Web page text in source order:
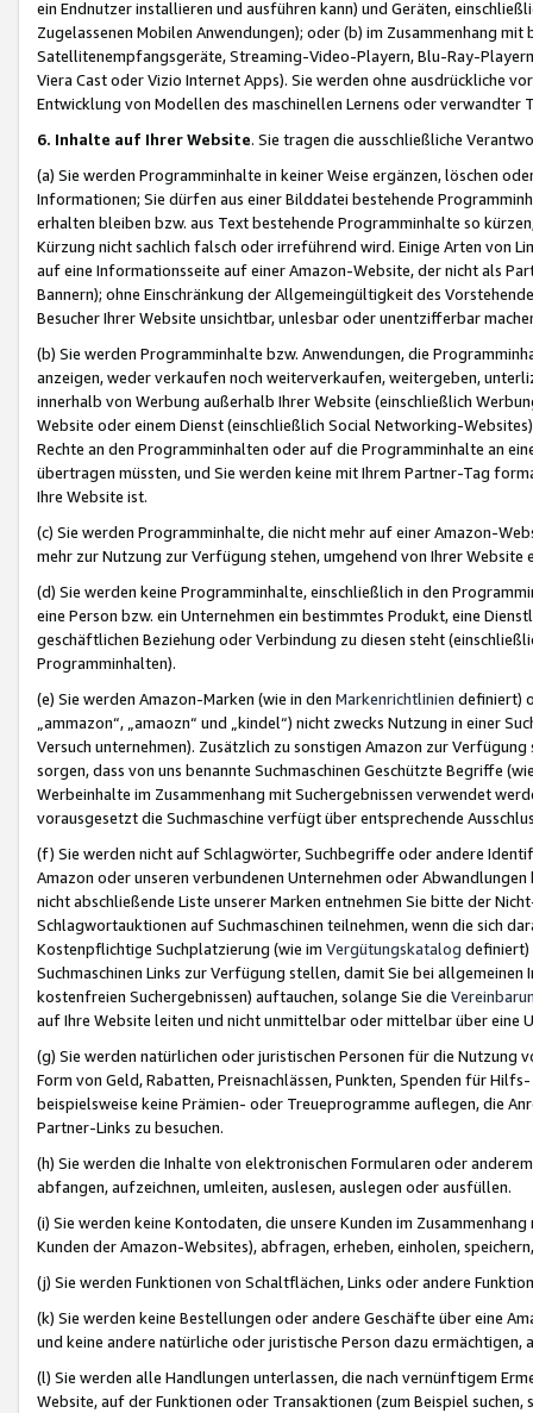
ein Endnutzer installieren und ausführen kann) und Geräten,
Zugelassenen Mobilen Anwendungen); oder (b) im Zusammenhang
Satellitenempfangsgeräte, Streaming-Video-Playern, Blu-Ray-
Viera Cast oder Vizio Internet Apps). Sie werden ohne ausdrückliche
Entwicklung von Modellen des maschinellen Lernens oder
6. Inhalte auf Ihrer Website. Sie tragen die ausschließliche
(a) Sie werden Programminhalte in keiner Weise ergänzen, löschen
Informationen; Sie dürfen aus einer Bilddatei bestehende
erhalten bleiben bzw. aus Text bestehende Programminhalte so
Kürzung nicht sachlich falsch oder irreführend wird. Einige Arten von
auf eine Informationsseite auf einer Amazon-Website, der nicht als
Bannern); ohne Einschränkung der Allgemeingültigkeit des
Besucher Ihrer Website unsichtbar, unlesbar oder unentzifferbar
(b) Sie werden Programminhalte bzw. Anwendungen, die
anzeigen, weder verkaufen noch weiterverkaufen, weitergeben,
innerhalb von Werbung außerhalb Ihrer Website (einschließlich
Website oder einem Dienst (einschließlich Social Networking-
Rechte an den Programminhalten oder auf die Programminhalte an
übertragen müssten, und Sie werden keine mit Ihrem Partner-Tag
Ihre Website ist.
(c) Sie werden Programminhalte, die nicht mehr auf einer Amazon-
mehr zur Nutzung zur Verfügung stehen, umgehend von Ihrer
(d) Sie werden keine Programminhalte, einschließlich in den
eine Person bzw. ein Unternehmen ein bestimmtes Produkt, eine
geschäftlichen Beziehung oder Verbindung zu diesen steht
Programminhalten).
(e) Sie werden Amazon-Marken (wie in den Markenrichtlinien definiert)
„ammazon“, „amaozn“ und „kindel“) nicht zwecks Nutzung in einer
Versuch unternehmen). Zusätzlich zu sonstigen Amazon zur
sorgen, dass von uns benannte Suchmaschinen Geschützte Begriffe
Werbeinhalte im Zusammenhang mit Suchergebnissen verwendet
vorausgesetzt die Suchmaschine verfügt über entsprechende
(f) Sie werden nicht auf Schlagwörter, Suchbegriffe oder andere
Amazon oder unseren verbundenen Unternehmen oder
nicht abschließende Liste unserer Marken entnehmen Sie bitte der
Schlagwortauktionen auf Suchmaschinen teilnehmen, wenn die sich
Kostenpflichtige Suchplatzierung (wie im Vergütungskatalog definiert)
Suchmaschinen Links zur Verfügung stellen, damit Sie bei
kostenfreien Suchergebnissen) auftauchen, solange Sie die
auf Ihre Website leiten und nicht unmittelbar oder mittelbar über eine
(g) Sie werden natürlichen oder juristischen Personen für die Nutzung
Form von Geld, Rabatten, Preisnachlässen, Punkten, Spenden für
beispielsweise keine Prämien- oder Treueprogramme auflegen, die
Partner-Links zu besuchen.
(h) Sie werden die Inhalte von elektronischen Formularen oder
abfangen, aufzeichnen, umleiten, auslesen, auslegen oder ausfüllen.
(i) Sie werden keine Kontodaten, die unsere Kunden im
Kunden der Amazon-Websites), abfragen, erheben, einholen,
(j) Sie werden Funktionen von Schaltflächen, Links oder andere
(k) Sie werden keine Bestellungen oder andere Geschäfte über eine
und keine andere natürliche oder juristische Person dazu
(l) Sie werden alle Handlungen unterlassen, die nach vernünftigem
Website, auf der Funktionen oder Transaktionen (zum Beispiel